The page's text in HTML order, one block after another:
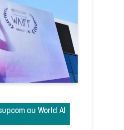
au World AI